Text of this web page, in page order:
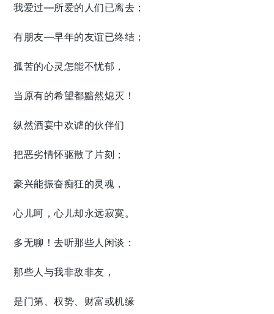
我爱过—所爱的人们已离去；
有朋友—早年的友谊已终结；
孤苦的心灵怎能不忧郁，
当原有的希望都黯然熄灭！
纵然酒宴中欢谑的伙伴们
把恶劣情怀驱散了片刻；
豪兴能振奋痴狂的灵魂，
心儿呵，心儿却永远寂寞。
多无聊！去听那些人闲谈：
那些人与我非敌非友，
是门第、权势、财富或机缘